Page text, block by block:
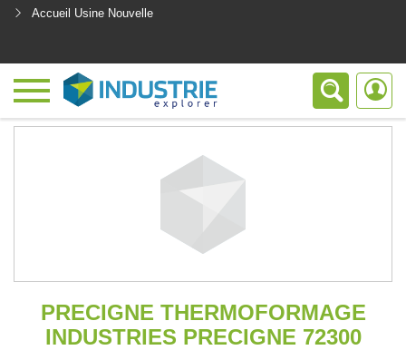
Accueil Usine Nouvelle
PRECIGNE THERMOFORMAGE
INDUSTRIES PRECIGNE 72300